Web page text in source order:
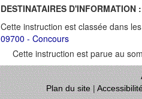
DESTINATAIRES D'INFORMATION :
Cette instruction est classée dans
09700 - Concours
Cette instruction est parue au
Plan du site|